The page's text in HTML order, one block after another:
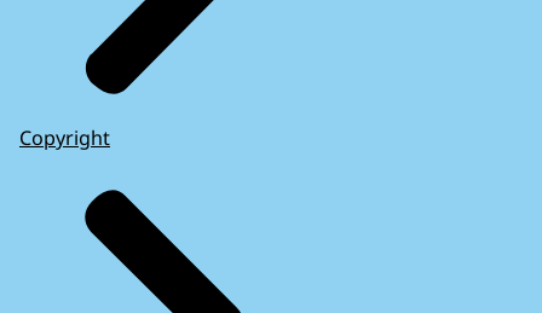
Copyright